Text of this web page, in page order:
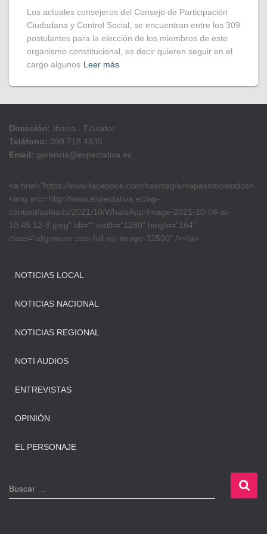
Los actuales consejeros del Consejo de Participación
Ciudadana y Control Social, se encuentran entre los 309
postulantes para la elección de los miembros de este
organismo constitucional, es decir quieren seguir en el
cargo algunos Leer más
Dirección: Ibarra - Ecuador
Teléfono: 099 718 4835
Email: gerencia@expectativa.ec
<a href=”https://www.facebook.com/hashtag/emapasomostodos>
<img src=”http://www.expectativa.ec/wp-
content/uploads/2021/10/WhatsApp-Image-2021-10-08-at-
10.45.12-8.jpeg” alt=”” width=”1280″ height=”164″
class=”alignnone size-full wp-image-32500″ /></a>
NOTICIAS LOCAL
NOTICIAS NACIONAL
NOTICIAS REGIONAL
NOTI AUDIOS
ENTREVISTAS
OPINIÓN
EL PERSONAJE
B
u
Buscar …